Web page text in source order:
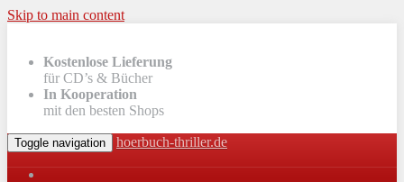
Skip to main content
Kostenlose Lieferung
für CD’s & Bücher
In Kooperation
mit den besten Shops
Toggle navigation hoerbuch-thriller.de